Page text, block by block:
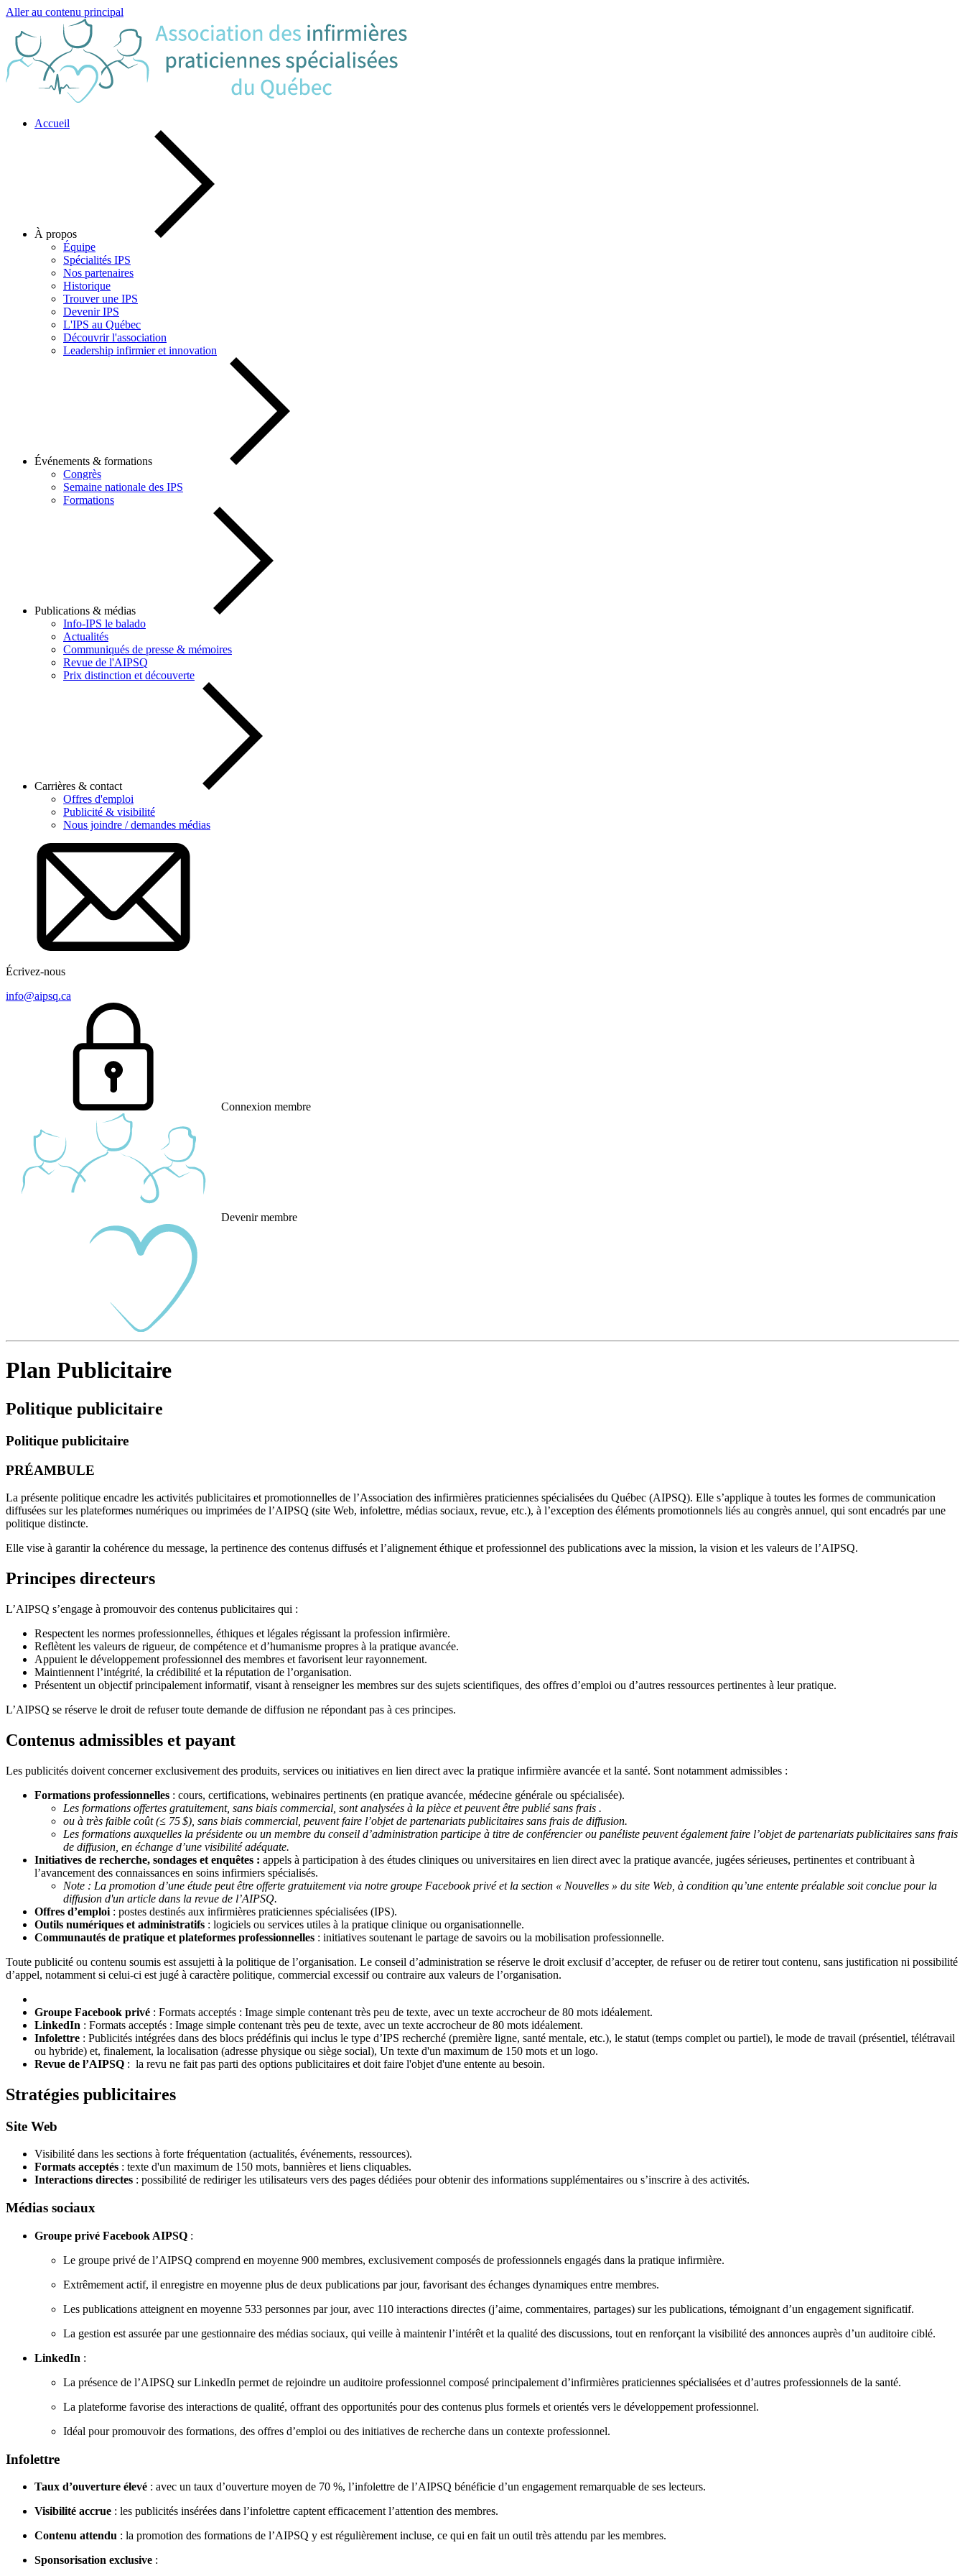
Aller au contenu principal
Accueil
À propos
Équipe
Spécialités IPS
Nos partenaires
Historique
Trouver une IPS
Devenir IPS
L'IPS au Québec
Découvrir l'association
Leadership infirmier et innovation
Événements & formations
Congrès
Semaine nationale des IPS
Formations
Publications & médias
Info-IPS le balado
Actualités
Communiqués de presse & mémoires
Revue de l'AIPSQ
Prix distinction et découverte
Carrières & contact
Offres d'emploi
Publicité & visibilité
Nous joindre / demandes médias
Écrivez-nous
info@aipsq.ca
Connexion membre
Devenir membre
Plan Publicitaire
Politique publicitaire
Politique publicitaire
PRÉAMBULE
La présente politique encadre les activités publicitaires et promotionnelles de l’Association des infirmières praticiennes spécialisées du Québec (AIPSQ). Elle s’applique à toutes les formes de communication
diffusées sur les plateformes numériques ou imprimées de l’AIPSQ (site Web, infolettre, médias sociaux, revue, etc.), à l’exception des éléments promotionnels liés au congrès annuel, qui sont encadrés par une
politique distincte.
Elle vise à garantir la cohérence du message, la pertinence des contenus diffusés et l’alignement éthique et professionnel des publications avec la mission, la vision et les valeurs de l’AIPSQ.
Principes directeurs
L’AIPSQ s’engage à promouvoir des contenus publicitaires qui :
Respectent les normes professionnelles, éthiques et légales régissant la profession infirmière.
Reflètent les valeurs de rigueur, de compétence et d’humanisme propres à la pratique avancée.
Appuient le développement professionnel des membres et favorisent leur rayonnement.
Maintiennent l’intégrité, la crédibilité et la réputation de l’organisation.
Présentent un objectif principalement informatif, visant à renseigner les membres sur des sujets scientifiques, des offres d’emploi ou d’autres ressources pertinentes à leur pratique.
L’AIPSQ se réserve le droit de refuser toute demande de diffusion ne répondant pas à ces principes.
Contenus admissibles et payant
Les publicités doivent concerner exclusivement des produits, services ou initiatives en lien direct avec la pratique infirmière avancée et la santé. Sont notamment admissibles :
Formations professionnelles : cours, certifications, webinaires pertinents (en pratique avancée, médecine générale ou spécialisée).
Les formations offertes gratuitement, sans biais commercial, sont analysées à la pièce et peuvent être publié sans frais .
ou à très faible coût (≤ 75$), sans biais commercial, peuvent faire l’objet de partenariats publicitaires sans frais de diffusion.
Les formations auxquelles la présidente ou un membre du conseil d’administration participe à titre de conférencier ou panéliste peuvent également faire l’objet de partenariats publicitaires sans frais
de diffusion, en échange d’une visibilité adéquate.
Initiatives de recherche, sondages et enquêtes : appels à participation à des études cliniques ou universitaires en lien direct avec la pratique avancée, jugées sérieuses, pertinentes et contribuant à
l’avancement des connaissances en soins infirmiers spécialisés.
Note : La promotion d’une étude peut être offerte gratuitement via notre groupe Facebook privé et la section « Nouvelles » du site Web, à condition qu’une entente préalable soit conclue pour la
diffusion d'un article dans la revue de l’AIPSQ.
Offres d’emploi : postes destinés aux infirmières praticiennes spécialisées (IPS).
Outils numériques et administratifs : logiciels ou services utiles à la pratique clinique ou organisationnelle.
Communautés de pratique et plateformes professionnelles : initiatives soutenant le partage de savoirs ou la mobilisation professionnelle.
Toute publicité ou contenu soumis est assujetti à la politique de l’organisation. Le conseil d’administration se réserve le droit exclusif d’accepter, de refuser ou de retirer tout contenu, sans justification ni possibilité
d’appel, notamment si celui-ci est jugé à caractère politique, commercial excessif ou contraire aux valeurs de l’organisation.
Groupe Facebook privé : Formats acceptés : Image simple contenant très peu de texte, avec un texte accrocheur de 80 mots idéalement.
LinkedIn : Formats acceptés : Image simple contenant très peu de texte, avec un texte accrocheur de 80 mots idéalement.
Infolettre : Publicités intégrées dans des blocs prédéfinis qui inclus le type d’IPS recherché (première ligne, santé mentale, etc.), le statut (temps complet ou partiel), le mode de travail (présentiel, télétravail
ou hybride) et, finalement, la localisation (adresse physique ou siège social), Un texte d'un maximum de 150 mots et un logo.
Revue de l’AIPSQ : la revu ne fait pas parti des options publicitaires et doit faire l'objet d'une entente au besoin.
Stratégies publicitaires
Site Web
Visibilité dans les sections à forte fréquentation (actualités, événements, ressources).
Formats acceptés : texte d'un maximum de 150 mots, bannières et liens cliquables.
Interactions directes : possibilité de rediriger les utilisateurs vers des pages dédiées pour obtenir des informations supplémentaires ou s’inscrire à des activités.
Médias sociaux
Groupe privé Facebook AIPSQ :
Le groupe privé de l’AIPSQ comprend en moyenne 900 membres, exclusivement composés de professionnels engagés dans la pratique infirmière.
Extrêmement actif, il enregistre en moyenne plus de deux publications par jour, favorisant des échanges dynamiques entre membres.
Les publications atteignent en moyenne 533 personnes par jour, avec 110 interactions directes (j’aime, commentaires, partages) sur les publications, témoignant d’un engagement significatif.
La gestion est assurée par une gestionnaire des médias sociaux, qui veille à maintenir l’intérêt et la qualité des discussions, tout en renforçant la visibilité des annonces auprès d’un auditoire ciblé.
LinkedIn :
La présence de l’AIPSQ sur LinkedIn permet de rejoindre un auditoire professionnel composé principalement d’infirmières praticiennes spécialisées et d’autres professionnels de la santé.
La plateforme favorise des interactions de qualité, offrant des opportunités pour des contenus plus formels et orientés vers le développement professionnel.
Idéal pour promouvoir des formations, des offres d’emploi ou des initiatives de recherche dans un contexte professionnel.
Infolettre
Taux d’ouverture élevé : avec un taux d’ouverture moyen de 70 %, l’infolettre de l’AIPSQ bénéficie d’un engagement remarquable de ses lecteurs.
Visibilité accrue : les publicités insérées dans l’infolettre captent efficacement l’attention des membres.
Contenu attendu : la promotion des formations de l’AIPSQ y est régulièrement incluse, ce qui en fait un outil très attendu par les membres.
Sponsorisation exclusive :